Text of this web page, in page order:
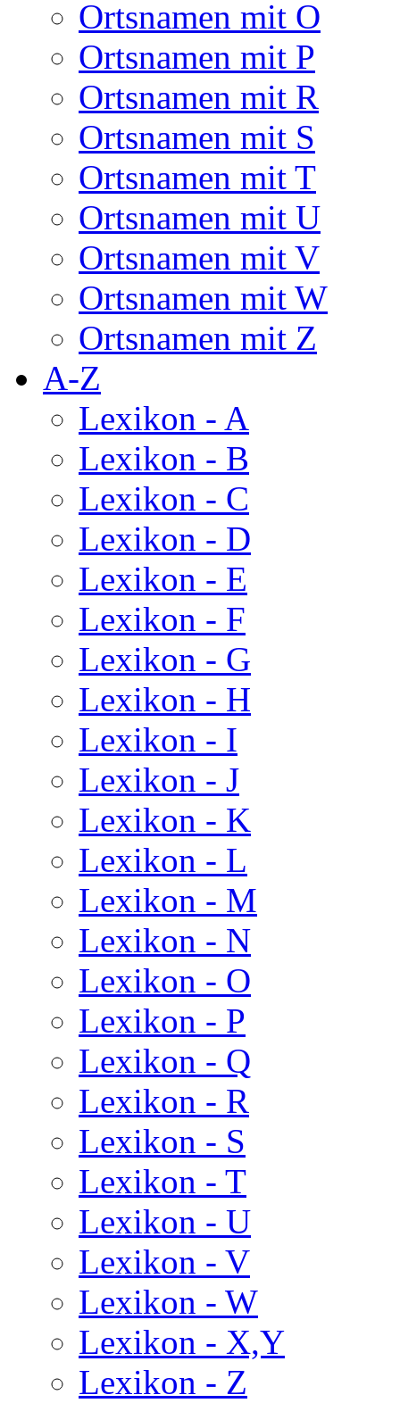
Ortsnamen mit O
Ortsnamen mit P
Ortsnamen mit R
Ortsnamen mit S
Ortsnamen mit T
Ortsnamen mit U
Ortsnamen mit V
Ortsnamen mit W
Ortsnamen mit Z
A-Z
Lexikon - A
Lexikon - B
Lexikon - C
Lexikon - D
Lexikon - E
Lexikon - F
Lexikon - G
Lexikon - H
Lexikon - I
Lexikon - J
Lexikon - K
Lexikon - L
Lexikon - M
Lexikon - N
Lexikon - O
Lexikon - P
Lexikon - Q
Lexikon - R
Lexikon - S
Lexikon - T
Lexikon - U
Lexikon - V
Lexikon - W
Lexikon - X,Y
Lexikon - Z